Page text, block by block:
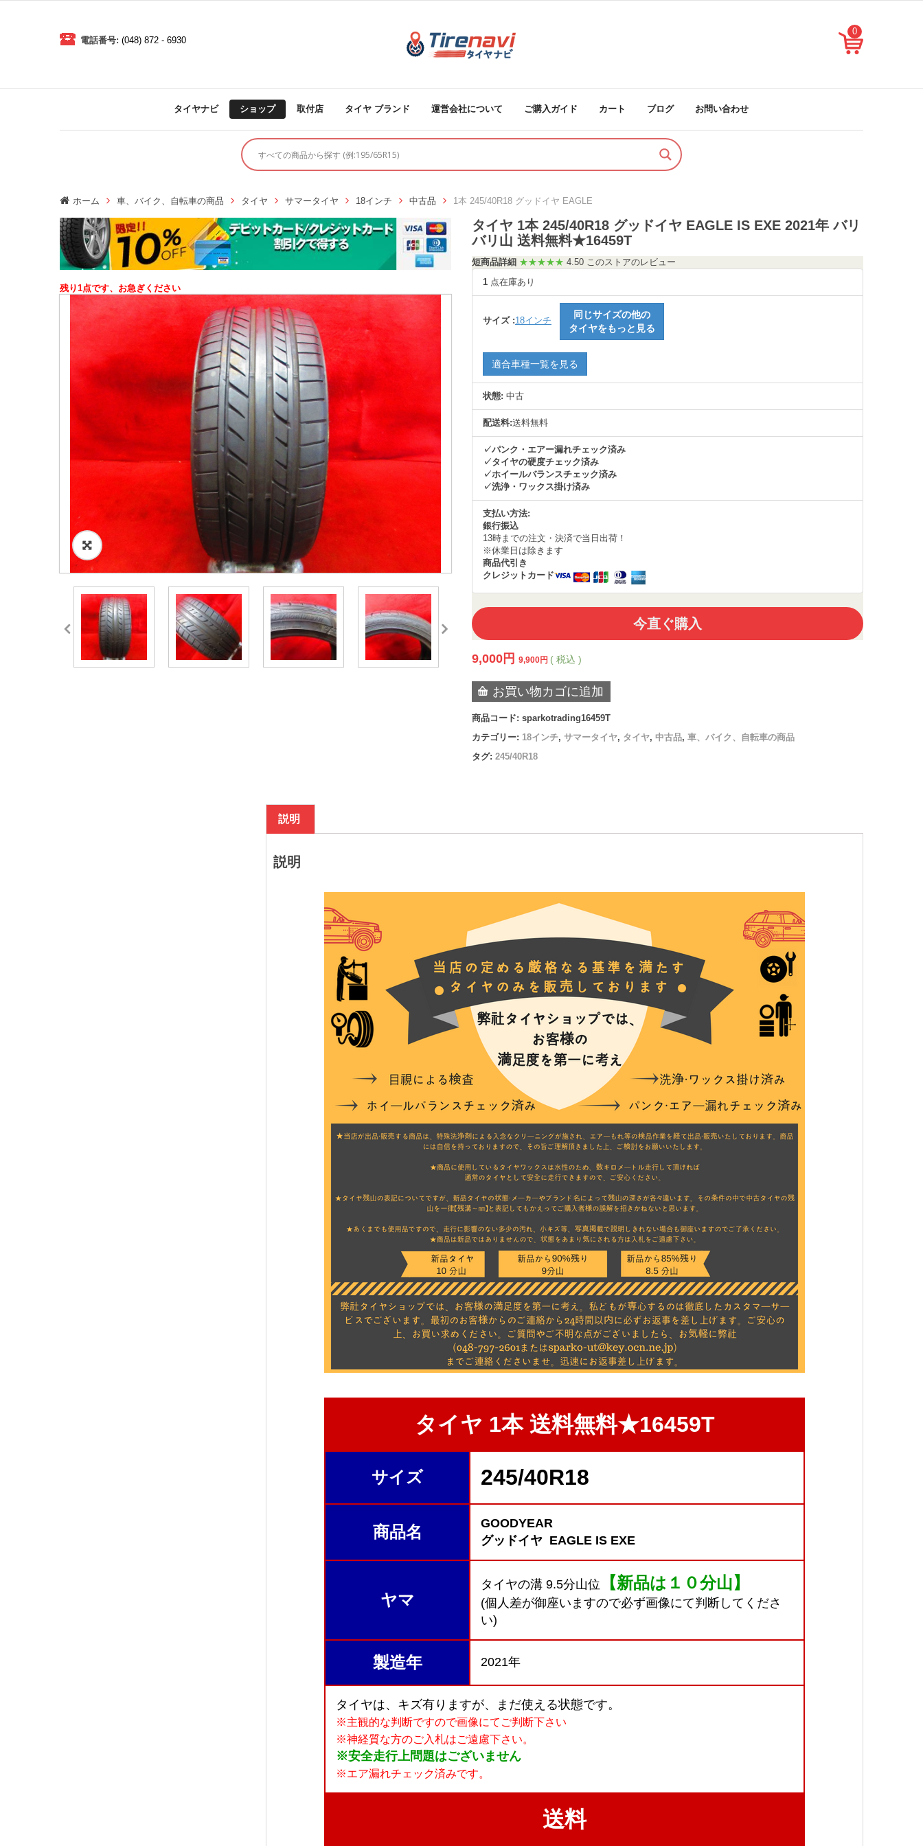
0
電話番号: (048) 872 - 6930
タイヤナビ ショップ 取付店 タイヤ ブランド 運営会社について ご購入ガイド カート ブログ お問い合わせ
ホーム 車、バイク、自転車の商品 タイヤ サマータイヤ 18インチ 中古品 1本 245/40R18 グッドイヤ EAGLE
残り1点です、お急ぎください
タイヤ 1本 245/40R18 グッドイヤ EAGLE IS EXE 2021年 バリ
バリ山 送料無料★16459T
短商品詳細 ★★★★★ 4.50 このストアのレビュー
1 点在庫あり
サイズ :18インチ
同じサイズの他の
タイヤをもっと見る
適合車種一覧を見る
状態: 中古
配送料:送料無料
✓パンク・エアー漏れチェック済み
✓タイヤの硬度チェック済み
✓ホイールバランスチェック済み
✓洗浄・ワックス掛け済み
支払い方法:
銀行振込
13時までの注文・決済で当日出荷！
※休業日は除きます
商品代引き
クレジットカード
今直ぐ購入
9,000 円 9,900円 ( 税込 )
お買い物カゴに追加
商品コード: sparkotrading16459T
カテゴリー: 18インチ, サマータイヤ, タイヤ, 中古品, 車、バイク、自転車の商品
タグ: 245/40R18
説明
説明
タイヤ 1本 送料無料★16459T
サイズ 245/40R18
商品名
GOODYEAR
グッドイヤ EAGLE IS EXE
ヤマ
タイヤの溝 9.5分山位 【新品は１０分山】
(個人差が御座いますので必ず画像にて判断してくださ
い)
製造年 2021年
タイヤは、キズ有りますが、まだ使える状態です。
※主観的な判断ですので画像にてご判断下さい
※神経質な方のご入札はご遠慮下さい。
※安全走行上問題はございません
※エア漏れチェック済みです。
送料